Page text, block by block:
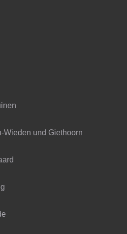
Wieden und Giethoorn